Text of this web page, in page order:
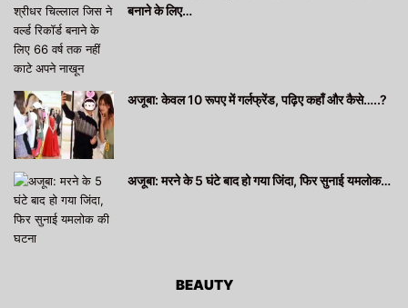
बनाने के लिए…
अजूबा: केवल 10 रूपए में गर्लफ्रेंड, पढ़िए कहाँ और कैसे…..?
अजूबा: मरने के 5 घंटे बाद हो गया जिंदा, फिर सुनाई यमलोक…
BEAUTY